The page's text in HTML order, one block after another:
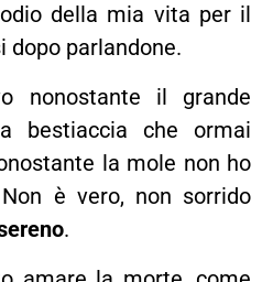
della mia vita per il
dopo parlandone.
nonostante il grande
bestiaccia che ormai
la mole non ho
è vero, non sorrido
.